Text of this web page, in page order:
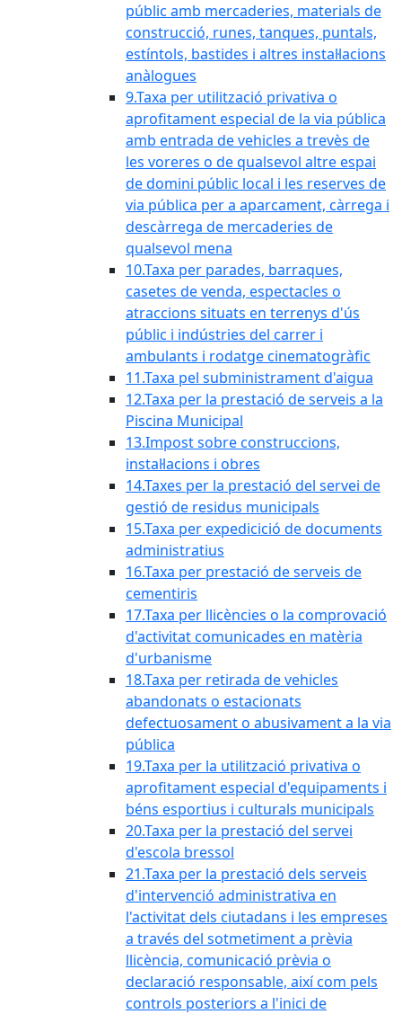
públic amb mercaderies, materials de
construcció, runes, tanques, puntals,
estíntols, bastides i altres instal·lacions
anàlogues
9.Taxa per utilització privativa o
aprofitament especial de la via pública
amb entrada de vehicles a trevès de
les voreres o de qualsevol altre espai
de domini públic local i les reserves de
via pública per a aparcament, càrrega i
descàrrega de mercaderies de
qualsevol mena
10.Taxa per parades, barraques,
casetes de venda, espectacles o
atraccions situats en terrenys d'ús
públic i indústries del carrer i
ambulants i rodatge cinematogràfic
11.Taxa pel subministrament d'aigua
12.Taxa per la prestació de serveis a la
Piscina Municipal
13.Impost sobre construccions,
instal·lacions i obres
14.Taxes per la prestació del servei de
gestió de residus municipals
15.Taxa per expedicició de documents
administratius
16.Taxa per prestació de serveis de
cementiris
17.Taxa per llicències o la comprovació
d'activitat comunicades en matèria
d'urbanisme
18.Taxa per retirada de vehicles
abandonats o estacionats
defectuosament o abusivament a la via
pública
19.Taxa per la utilització privativa o
aprofitament especial d'equipaments i
béns esportius i culturals municipals
20.Taxa per la prestació del servei
d'escola bressol
21.Taxa per la prestació dels serveis
d'intervenció administrativa en
l'activitat dels ciutadans i les empreses
a través del sotmetiment a prèvia
llicència, comunicació prèvia o
declaració responsable, així com pels
controls posteriors a l'inici de